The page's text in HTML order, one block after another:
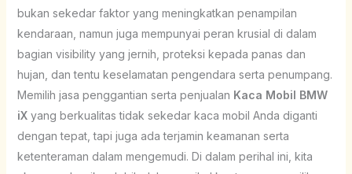
bukan sekedar faktor yang meningkatkan penampilan
kendaraan, namun juga mempunyai peran krusial di dalam
bagian visibility yang jernih, proteksi kepada panas dan
hujan, dan tentu keselamatan pengendara serta penumpang.
Memilih jasa penggantian serta penjualan Kaca Mobil BMW
iXyang berkualitas tidak sekedar kaca mobil Anda diganti
dengan tepat, tapi juga ada terjamin keamanan serta
ketenteraman dalam mengemudi. Di dalam perihal ini, kita